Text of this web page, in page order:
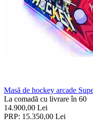
Masă de hockey arcade
La comadã cu livrare în 60
14.900,00 Lei
PRP: 15.350,00 Lei